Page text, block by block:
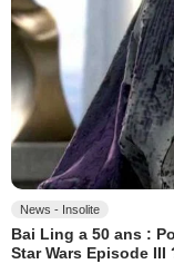
News - Insolite
Bai Ling a 50 ans :
Star Wars Episode III